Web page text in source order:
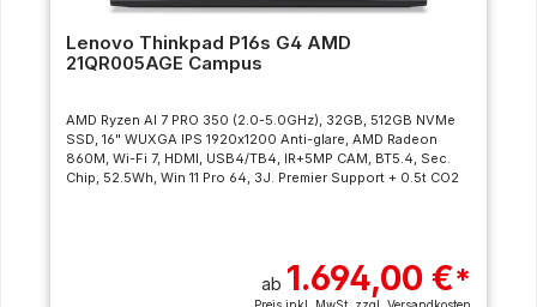
Lenovo Thinkpad P16s G4 AMD
21QR005AGE Campus
AMD Ryzen AI 7 PRO 350 (2.0-5.0GHz), 32GB, 512GB NVMe
SSD, 16" WUXGA IPS 1920x1200 Anti-glare, AMD Radeon
860M, Wi-Fi 7, HDMI, USB4/TB4, IR+5MP CAM, BT5.4, Sec.
Chip, 52.5Wh, Win 11 Pro 64, 3J. Premier Support + 0.5t CO2
ab 1.694,00 €*